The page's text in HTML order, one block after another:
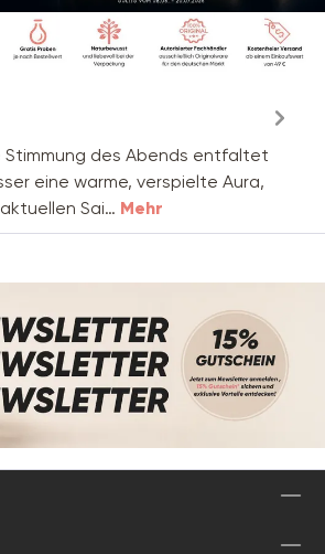
Stimmung des Abends entfaltet
eine warme, verspielte Aura,
Sai… Mehr